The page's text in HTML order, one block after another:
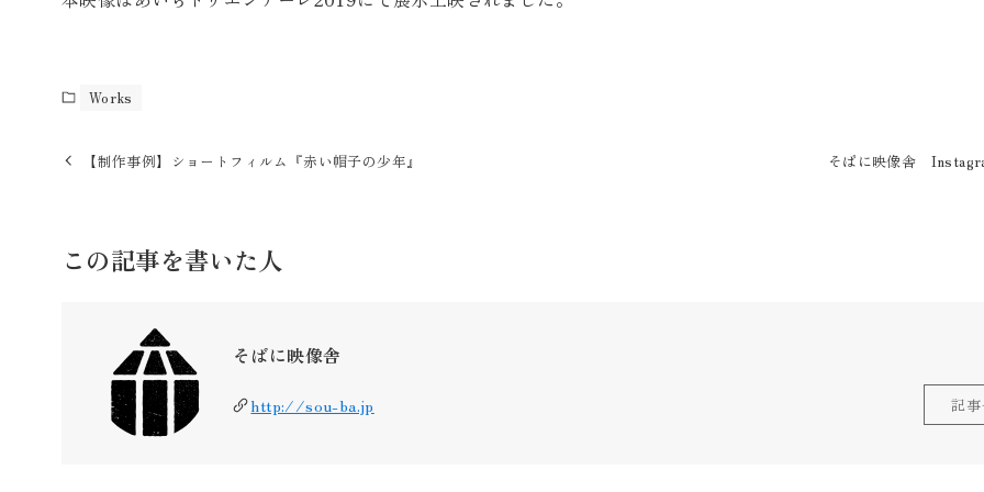
Works
【制作事例】ショートフィルム『赤い帽子の少年』 そばに映像舎
この記事を書いた人
そばに映像舎
http://sou-ba.jp 記